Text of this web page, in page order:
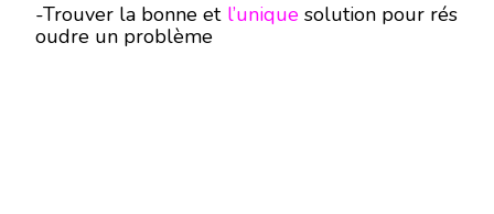
-Trouver la bonne et l’unique solution pour rés
oudre un problème